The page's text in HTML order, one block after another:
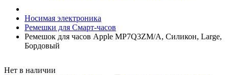
Носимая электроника
Ремешки для Смарт-часов
Ремешок для часов Apple MP7Q3ZM/A, Силикон, Large,
Бордовый
Нет в наличии